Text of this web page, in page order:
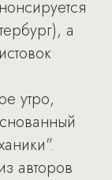
а
утро,
авторов